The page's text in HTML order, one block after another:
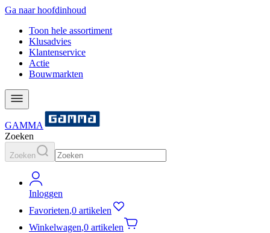
Ga naar hoofdinhoud
Toon hele assortiment
Klusadvies
Klantenservice
Actie
Bouwmarkten
GAMMA
Zoeken
Zoeken
Inloggen
Favorieten,0 artikelen
Winkelwagen,0 artikelen